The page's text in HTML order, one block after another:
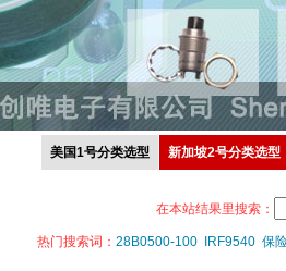
美国1号分类选型 新加坡2号分类选型
在本站结果里搜索：
热门搜索词： 28B0500-100 IRF9540 保